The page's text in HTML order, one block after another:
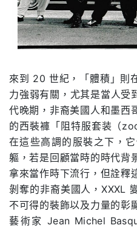
來到 20 世紀，「體積」則
力強弱有關，尤其是當人受
代晚期，非裔美國人和墨西
的西裝褲「阻特服套装（
在這些高調的服裝之下，
軀，若是回顧當時的時代背
拿來當作時下流行，但詮釋
剝奪的非裔美國人，XXXL
不可得的裝飾以及力量的彰
藝術家 Jean Michel